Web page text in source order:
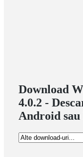
Download
4.0.2 -
Android sau